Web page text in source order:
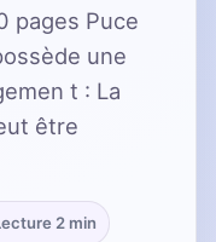
pages Puce
une
t : La
être
2 min